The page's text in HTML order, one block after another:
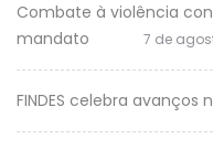
Combate à violência
mandato
7 de
FINDES celebra avanços